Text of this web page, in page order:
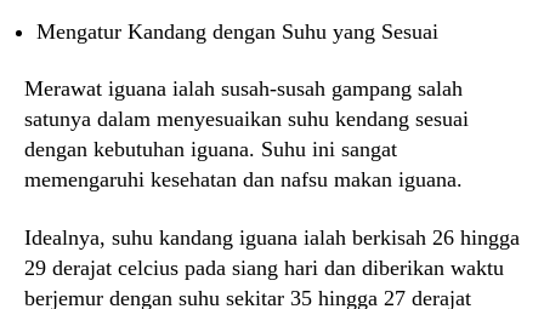
Mengatur Kandang dengan Suhu yang Sesuai
Merawat iguana ialah susah-susah gampang salah
satunya dalam menyesuaikan suhu kendang sesuai
dengan kebutuhan iguana. Suhu ini sangat
memengaruhi kesehatan dan nafsu makan iguana.
Idealnya, suhu kandang iguana ialah berkisah 26 hingga
29 derajat celcius pada siang hari dan diberikan waktu
berjemur dengan suhu sekitar 35 hingga 27 derajat